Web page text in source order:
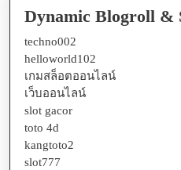
Dynamic Blogroll &
techno002
helloworld102
เกมสล็อตออนไลน์
เว็บออนไลน์
slot gacor
toto 4d
kangtoto2
slot777